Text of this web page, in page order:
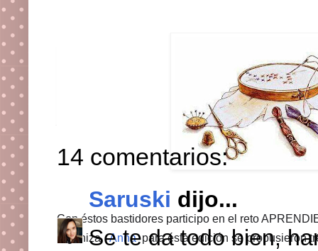
Con éstos bastidores participo en el reto
organizaAnnapara ésta edición se propusieron
en
BORDADO,
14 comentarios:
Saruski dijo...
Se te da todo bien,